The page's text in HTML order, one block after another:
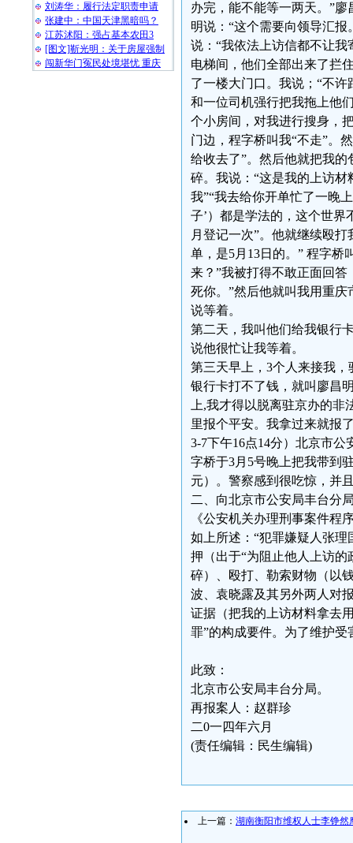
刘涛华：履行法定职责申请
张建中：中国天津黑暗吗？
江苏沭阳：强占基本农田3
[图文]靳光明：关于房屋强制
闯新华门冤民处境堪忧 重庆
办完，能不能等一两天。”
明说：“这个需要向领导汇
说：“我依法上访信都不让我
电梯间，他们全部出来了拦
了一楼大门口。我说；“不
和一位司机强行把我拖上他
个小房间，对我进行搜身，
门边，程字桥叫我“不走”。
给收去了”。然后他就把我
碎。我说：“这是我的上访
我”“我去给你开单忙了一晚
子’）都是学法的，这个世界
月登记一次”。他就继续殴
单，是5月13日的。” 程字桥
来？”我被打得不敢正面回答
死你。”然后他就叫我用重庆
说等着。
第二天，我叫他们给我银行
说他很忙让我等着。
第三天早上，3个人来接我
银行卡打不了钱，就叫廖昌
上,我才得以脱离驻京办的
里报个平安。我拿过来就报
3-7下午16点14分）北京市
字桥于3月5号晚上把我带到
元）。警察感到很吃惊，并
二、向北京市公安局丰台分
《公安机关办理刑事案件
如上所述：“犯罪嫌疑人张
押（出于“为阻止他人上访
碎）、殴打、勒索财物（以
波、袁晓露及其另外两人对
证据（把我的上访材料拿去
罪”的构成要件。为了维护
此致：
北京市公安局丰台分局。
再报案人：赵群珍
二0一四年六月
(责任编辑：民生编辑)
上一篇： 湖南衡阳市维权人士李铮然